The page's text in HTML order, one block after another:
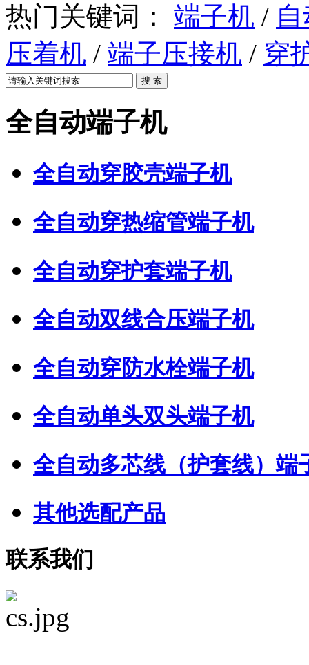
热门关键词： 端子机 /
压着机 / 端子压接机 / 穿
全自动端子机
全自动穿胶壳端子机
全自动穿热缩管端子机
全自动穿护套端子机
全自动双线合压端子机
全自动穿防水栓端子机
全自动单头双头端子机
全自动多芯线（护套线）端
其他选配产品
联系我们